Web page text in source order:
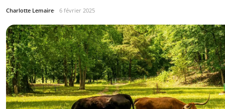
Charlotte Lemaire 6 février 2025